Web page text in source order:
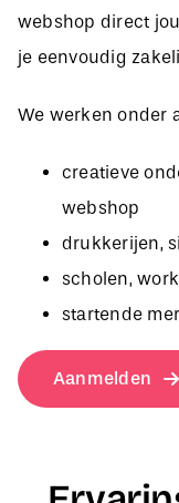
je eenvoudig
We werken onder
creatieve
webshop
drukkerijen,
scholen,
startende